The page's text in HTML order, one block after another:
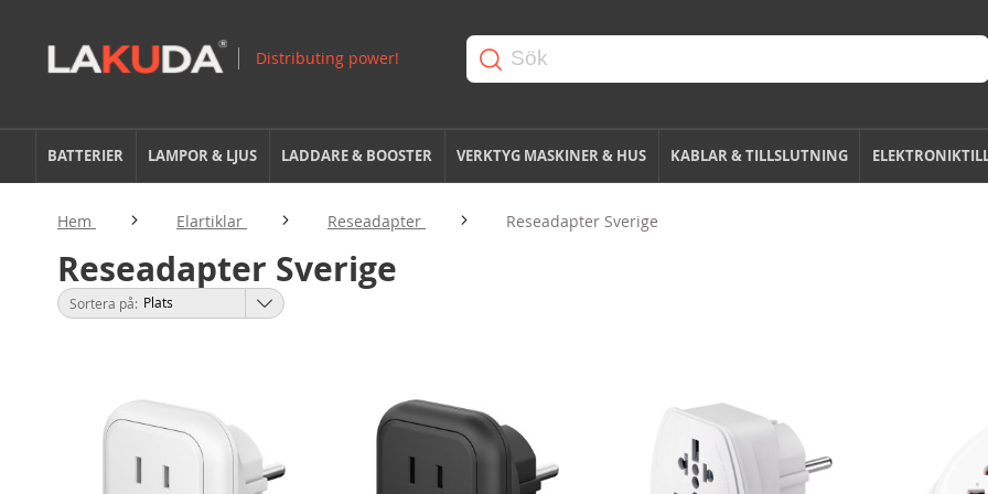
BATTERIER LAMPOR & LJUS LADDARE & BOOSTER VERKTYG MASKINER & HUS KABLAR & TILLSLUTNING
Hem Elartiklar Reseadapter Reseadapter Sverige
Reseadapter Sverige
Sortera på